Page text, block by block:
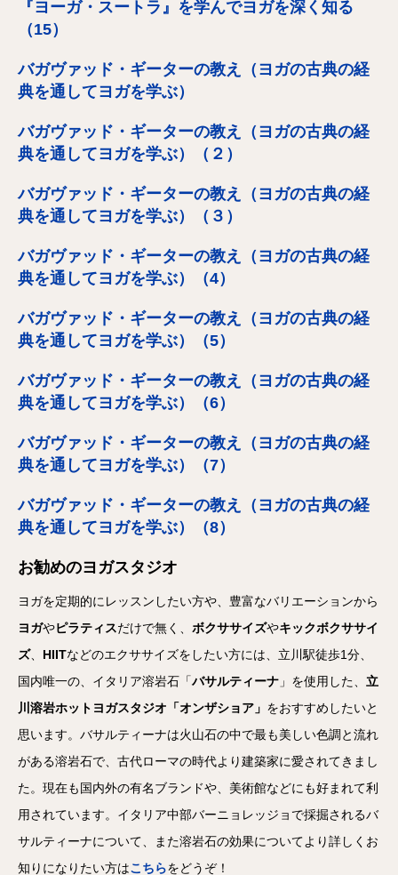
『ヨーガ・スートラ』を学んでヨガを深く知る
（15）
バガヴァッド・ギーターの教え（ヨガの古典の経
典を通してヨガを学ぶ）
バガヴァッド・ギーターの教え（ヨガの古典の経
典を通してヨガを学ぶ）（２）
バガヴァッド・ギーターの教え（ヨガの古典の経
典を通してヨガを学ぶ）（３）
バガヴァッド・ギーターの教え（ヨガの古典の経
典を通してヨガを学ぶ）（4）
バガヴァッド・ギーターの教え（ヨガの古典の経
典を通してヨガを学ぶ）（5）
バガヴァッド・ギーターの教え（ヨガの古典の経
典を通してヨガを学ぶ）（6）
バガヴァッド・ギーターの教え（ヨガの古典の経
典を通してヨガを学ぶ）（7）
バガヴァッド・ギーターの教え（ヨガの古典の経
典を通してヨガを学ぶ）（8）
お勧めのヨガスタジオ
ヨガを定期的にレッスンしたい方や、豊富なバリエーションから
ヨガやピラティスだけで無く、 ボクササイズやキックボクササイ
ズ、 HIITなどのエクササイズをしたい方には、立川駅徒歩1分、
国内唯一の、イタリア溶岩石「バサルティーナ 」を使用した、 立
川溶岩ホットヨガスタジオ「オンザショア」 をおすすめしたいと
思います。バサルティーナは火山石の中で最も美しい色調と流れ
がある溶岩石で、古代ローマの時代より建築家に愛されてきまし
た。現在も国内外の有名ブランドや、美術館などにも好まれて利
用されています。イタリア中部バーニョレッジョで採掘されるバ
サルティーナについて、また溶岩石の効果についてより詳しくお
知りになりたい方はこちらをどうぞ！